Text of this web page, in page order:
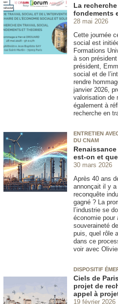
La
fondements
28 mai 2026
Cette journée
social est
Formations
à son
président,
social et de
rendre
janvier 2026,
valorisation de
également à
recherche en
ENTRETIEN
DU CNAM
est-on et
30 mars 2026
Après 40 ans
annonçait il y
reconquête
gagné ? La
l’industrie se
économie pour
souveraineté
puis, quel rôle
dans ce
voir avec
DISPOSITIF
Ciels de
projet de
appel à
19 février 2026